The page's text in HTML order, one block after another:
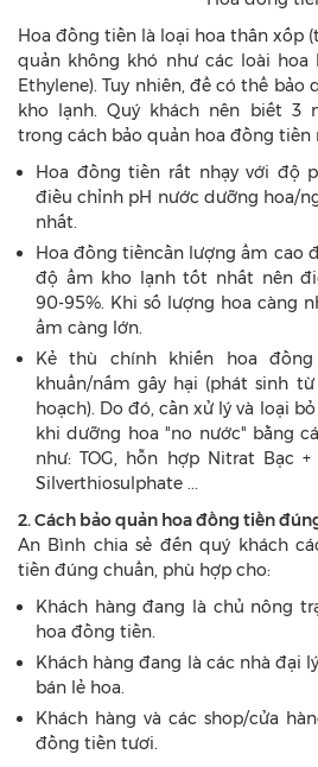
Hoa đồng tiền là loại hoa thân xốp
quản không khó như các loài hoa
Ethylene). Tuy nhiên, để có thể
kho lạnh. Quý khách nên biết 3
trong cách bảo quản hoa đồng tiền
Hoa đồng tiền rất nhạy với độ
điều chỉnh pH nước dưỡng hoa/
nhất.
Hoa đồng tiềncần lượng ẩm cao
độ ẩm kho lạnh tốt nhất nên
90-95%. Khi số lượng hoa càng
ẩm càng lớn.
Kẻ thù chính khiến hoa
khuẩn/nấm gây hại (phát sinh
hoạch). Do đó, cần xử lý và loại
khi dưỡng hoa "no nước" bằng
như: TOG, hỗn hợp Nitrat Bạc
Silverthiosulphate ...
2. Cách bảo quản hoa đồng tiền
An Bình chia sẻ đến quý khách
tiền đúng chuẩn, phù hợp cho:
Khách hàng đang là chủ nông
hoa đồng tiền.
Khách hàng đang là các nhà đại
bán lẻ hoa.
Khách hàng và các shop/cửa
đồng tiền tươi.